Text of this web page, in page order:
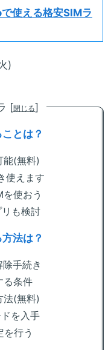
使える格安SIMラ
)
[閉じる]
とは？
能(無料)
使えます
使おう
も検討
法は？
手続き
る条件
法(無料)
を入手
行う